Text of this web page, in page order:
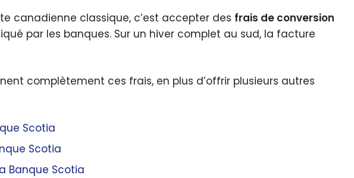
canadienne classique, c’est accepter des frais de conversion
par les banques. Sur un hiver complet au sud, la facture
complètement ces frais, en plus d’offrir plusieurs autres
Scotia
Scotia
Banque Scotia